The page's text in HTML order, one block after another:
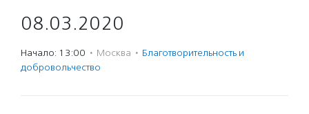
08.03.2020
Начало: 13:00 · Москва · Благотвори­тель­ность и
доброволь­чест­во